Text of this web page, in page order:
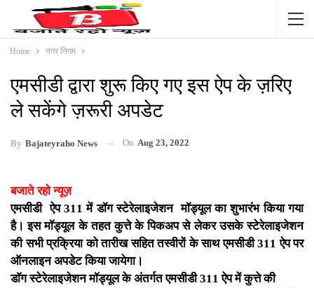
Home नगर निगम
एमसीडी द्वारा शुरू किए गए इस ऐप के ज़रिए
ले सकेंगे ज़रूरी अपडेट
By Bajateyraho News On Aug 23, 2022
बजाते रहो न्यूज़
एमसीडी ऐप 311 में डॉग स्टेरेलाइजेशन मॉड्यूल का शुभारंभ किया गया
है। इस माॅड्यूल के तहत कुत्ते के पिकअप से लेकर उसके स्टेरेलाइजेशन
की सभी प्रक्रिया को तारीख सहित तस्वीरों के साथ एमसीडी 311 ऐप पर
ऑनलाइन अपडेट किया जायेगा।
डाॅग स्टेरेलाइजेशन मॉड्यूल के अंतर्गत एमसीडी 311 ऐप में कुत्ते की